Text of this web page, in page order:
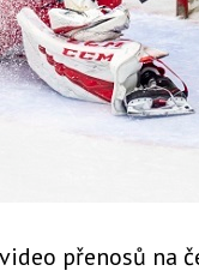
přenosů na